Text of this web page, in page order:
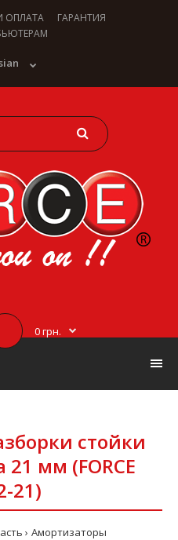
ОПЛАТА
ГАРАНТИЯ
0 грн.
стойки
мм (FORCE
21)
Амортизаторы